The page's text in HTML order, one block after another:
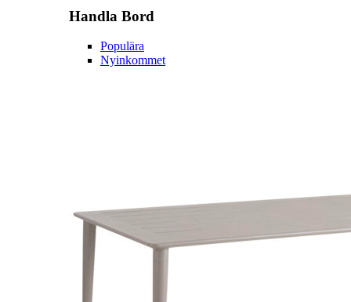
Handla Bord
Populära
Nyinkommet